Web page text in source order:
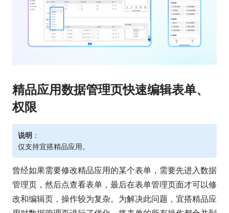
精品应用数据管理页快速编辑表单、
权限
说明 ：
仅支持宜搭精品应用。
曾经如果需要修改精品应用的某个表单，需要先进入数据
管理页，然后点查看表单，最后在表单管理页面才可以修
改和编辑页，操作较为复杂。 为解决此问题， 宜搭精品应